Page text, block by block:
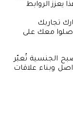
يعزز الروابط
تجاربك
معك على
الجنسية تُعبّر
وبناء علاقات